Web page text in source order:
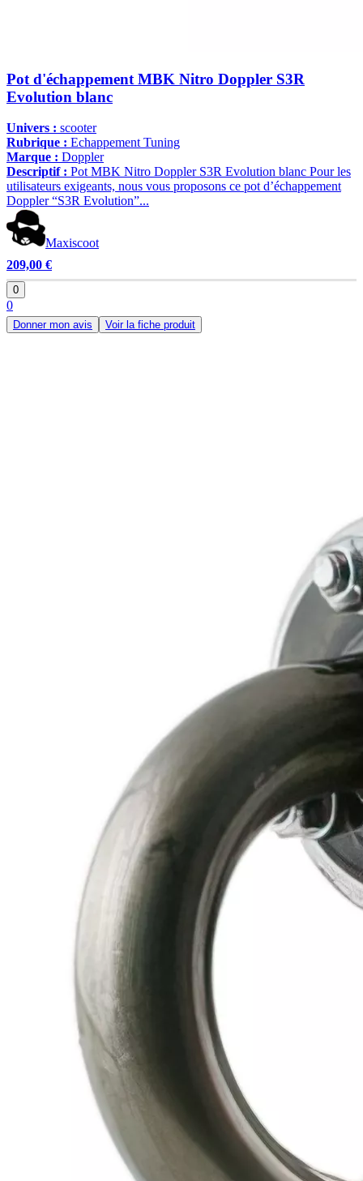
Pot d'échappement MBK Nitro Doppler S3R
Evolution blanc
Univers : scooter
Rubrique : Echappement Tuning
Marque : Doppler
Descriptif : Pot MBK Nitro Doppler S3R Evolution blanc Pour les
utilisateurs exigeants, nous vous proposons ce pot d’échappement
Doppler “S3R Evolution”...
Maxiscoot
209,00 €
0
0
Donner mon avis Voir la fiche produit